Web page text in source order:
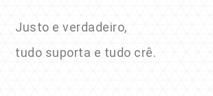
Justo e verdadeiro,
tudo suporta e tudo crê.